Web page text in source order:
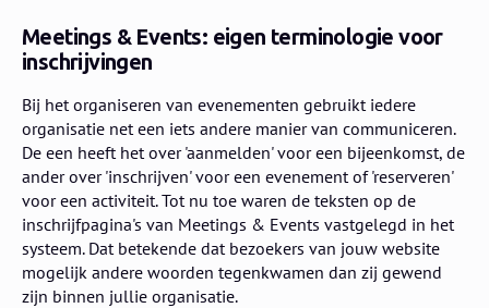
Meetings & Events: eigen terminologie voor
inschrijvingen
Bij het organiseren van evenementen gebruikt iedere
organisatie net een iets andere manier van communiceren.
De een heeft het over 'aanmelden' voor een bijeenkomst, de
ander over 'inschrijven' voor een evenement of 'reserveren'
voor een activiteit. Tot nu toe waren de teksten op de
inschrijfpagina's van Meetings & Events vastgelegd in het
systeem. Dat betekende dat bezoekers van jouw website
mogelijk andere woorden tegenkwamen dan zij gewend
zijn binnen jullie organisatie.